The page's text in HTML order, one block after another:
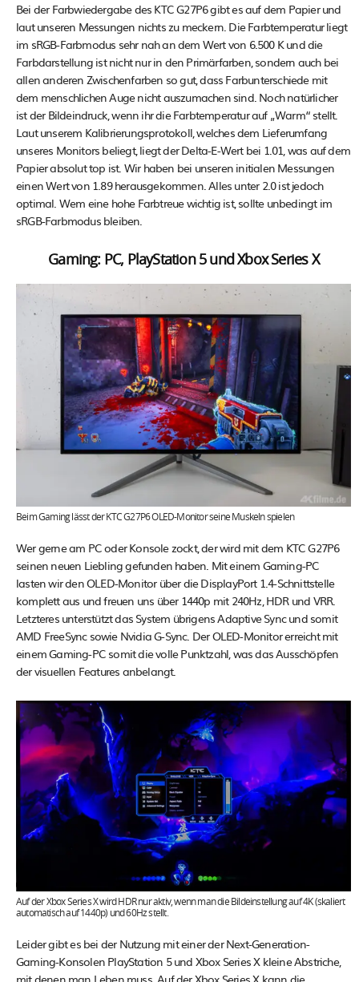
Bei der Farbwiedergabe des KTC G27P6 gibt es auf dem Papier und
laut unseren Messungen nichts zu meckern. Die Farbtemperatur liegt
im sRGB-Farbmodus sehr nah an dem Wert von 6.500 K und die
Farbdarstellung ist nicht nur in den Primärfarben, sondern auch bei
allen anderen Zwischenfarben so gut, dass Farbunterschiede mit
dem menschlichen Auge nicht auszumachen sind. Noch natürlicher
ist der Bildeindruck, wenn ihr die Farbtemperatur auf „Warm“ stellt.
Laut unserem Kalibrierungsprotokoll, welches dem Lieferumfang
unseres Monitors beliegt, liegt der Delta-E-Wert bei 1.01, was auf dem
Papier absolut top ist. Wir haben bei unseren initialen Messungen
einen Wert von 1.89 herausgekommen. Alles unter 2.0 ist jedoch
optimal. Wem eine hohe Farbtreue wichtig ist, sollte unbedingt im
sRGB-Farbmodus bleiben.
Gaming: PC, PlayStation 5 und Xbox Series X
Beim Gaming lässt der KTC G27P6 OLED-Monitor seine Muskeln spielen
Wer gerne am PC oder Konsole zockt, der wird mit dem KTC G27P6
seinen neuen Liebling gefunden haben. Mit einem Gaming-PC
lasten wir den OLED-Monitor über die DisplayPort 1.4-Schnittstelle
komplett aus und freuen uns über 1440p mit 240Hz, HDR und VRR.
Letzteres unterstützt das System übrigens Adaptive Sync und somit
AMD FreeSync sowie Nvidia G-Sync. Der OLED-Monitor erreicht mit
einem Gaming-PC somit die volle Punktzahl, was das Ausschöpfen
der visuellen Features anbelangt.
Auf der Xbox Series X wird HDR nur aktiv, wenn man die Bildeinstellung auf 4K (skaliert
automatisch auf 1440p) und 60Hz stellt.
Leider gibt es bei der Nutzung mit einer der Next-Generation-
Gaming-Konsolen PlayStation 5 und Xbox Series X kleine Abstriche,